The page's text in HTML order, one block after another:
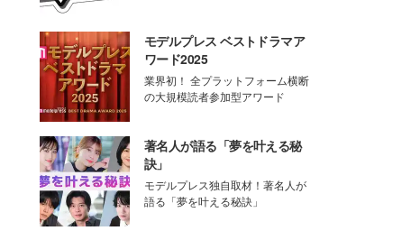
モデルプレス ベストドラマア
ワード2025
業界初！ 全プラットフォーム横断
の大規模読者参加型アワード
著名人が語る「夢を叶える秘
訣」
モデルプレス独自取材！著名人が
語る「夢を叶える秘訣」